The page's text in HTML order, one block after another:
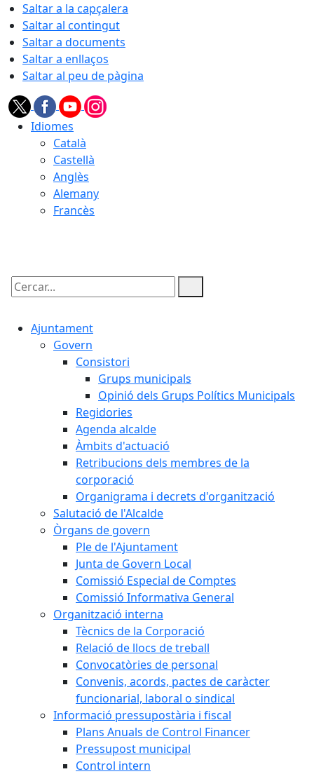
Saltar a la capçalera
Saltar al contingut
Saltar a documents
Saltar a enllaços
Saltar al peu de pàgina
Idiomes
Català
Castellà
Anglès
Alemany
Francès
Cercar:
Ajuntament
Govern
Consistori
Grups municipals
Opinió dels Grups Polítics Municipals
Regidories
Agenda alcalde
Àmbits d'actuació
Retribucions dels membres de la
corporació
Organigrama i decrets d'organització
Salutació de l'Alcalde
Òrgans de govern
Ple de l'Ajuntament
Junta de Govern Local
Comissió Especial de Comptes
Comissió Informativa General
Organització interna
Tècnics de la Corporació
Relació de llocs de treball
Convocatòries de personal
Convenis, acords, pactes de caràcter
funcionarial, laboral o sindical
Informació pressupostària i fiscal
Plans Anuals de Control Financer
Pressupost municipal
Control intern